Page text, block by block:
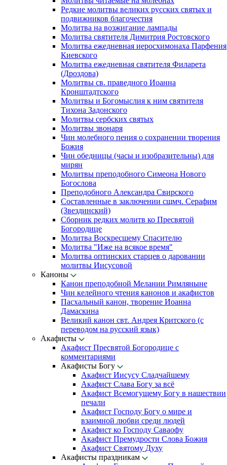
Редкие молитвы великих русских святых и
подвижников благочестия
Молитва на возжигание лампады
Молитва святителя Димитрия Ростовского
Молитва ежедневная иеросхимонаха Парфения
Киевского
Молитва ежедневная святителя Филарета
(Дроздова)
Молитвы св. праведного Иоанна
Кронштадтского
Молитвы и Богомыслия к ним святителя
Тихона Задонского
Молитвы сербских святых
Молитвы звонаря
Чин молебного пения о сохранении творения
Божия
Чин обедницы (часы и изобразительны) для
мирян
Молитвы преподобного Симеона Нового
Богослова
Преподобного Александра Свирского
Составленные в заключении сщмч. Серафим
(Звездинский)
Сборник редких молитв ко Пресвятой
Богородице
Молитва Воскресшему Спасителю
Молитва "Иже на всякое время"
Молитва оптинских старцев о даровании
молитвы Иисусовой
Каноны
Канон преподобной Мелании Римляныне
Чин келейного чтения канонов и акафистов
Пасхальный канон, творение Иоанна
Дамаскина
Великий канон свт. Андрея Критского (с
переводом на русский язык)
Акафисты
Акафист Пресвятой Богородице с
комментариями
Акафисты Богу
Акафист Иисусу Сладчайшему
Акафист Слава Богу за всё
Акафист Всемогущему Богу в нашествии
печали
Акафист Господу Богу о мире и
взаимной любви среди людей
Акафист ко Господу Саваофу
Акафист Премудрости Слова Божия
Акафист Святому Духу
Акафисты праздникам